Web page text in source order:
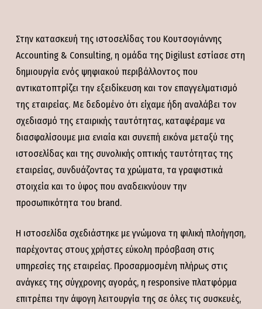
Στην κατασκευή της ιστοσελίδας του Κουτσογιάννης
Accounting & Consulting, η ομάδα της Digilust εστίασε στη
δημιουργία ενός ψηφιακού περιβάλλοντος που
αντικατοπτρίζει την εξειδίκευση και τον επαγγελματισμό
της εταιρείας. Με δεδομένο ότι είχαμε ήδη αναλάβει τον
σχεδιασμό της εταιρικής ταυτότητας, καταφέραμε να
διασφαλίσουμε μια ενιαία και συνεπή εικόνα μεταξύ της
ιστοσελίδας και της συνολικής οπτικής ταυτότητας της
εταιρείας, συνδυάζοντας τα χρώματα, τα γραφιστικά
στοιχεία και το ύφος που αναδεικνύουν την
προσωπικότητα του brand.
Η ιστοσελίδα σχεδιάστηκε με γνώμονα τη φιλική πλοήγηση,
παρέχοντας στους χρήστες εύκολη πρόσβαση στις
υπηρεσίες της εταιρείας. Προσαρμοσμένη πλήρως στις
ανάγκες της σύγχρονης αγοράς, η responsive πλατφόρμα
επιτρέπει την άψογη λειτουργία της σε όλες τις συσκευές,